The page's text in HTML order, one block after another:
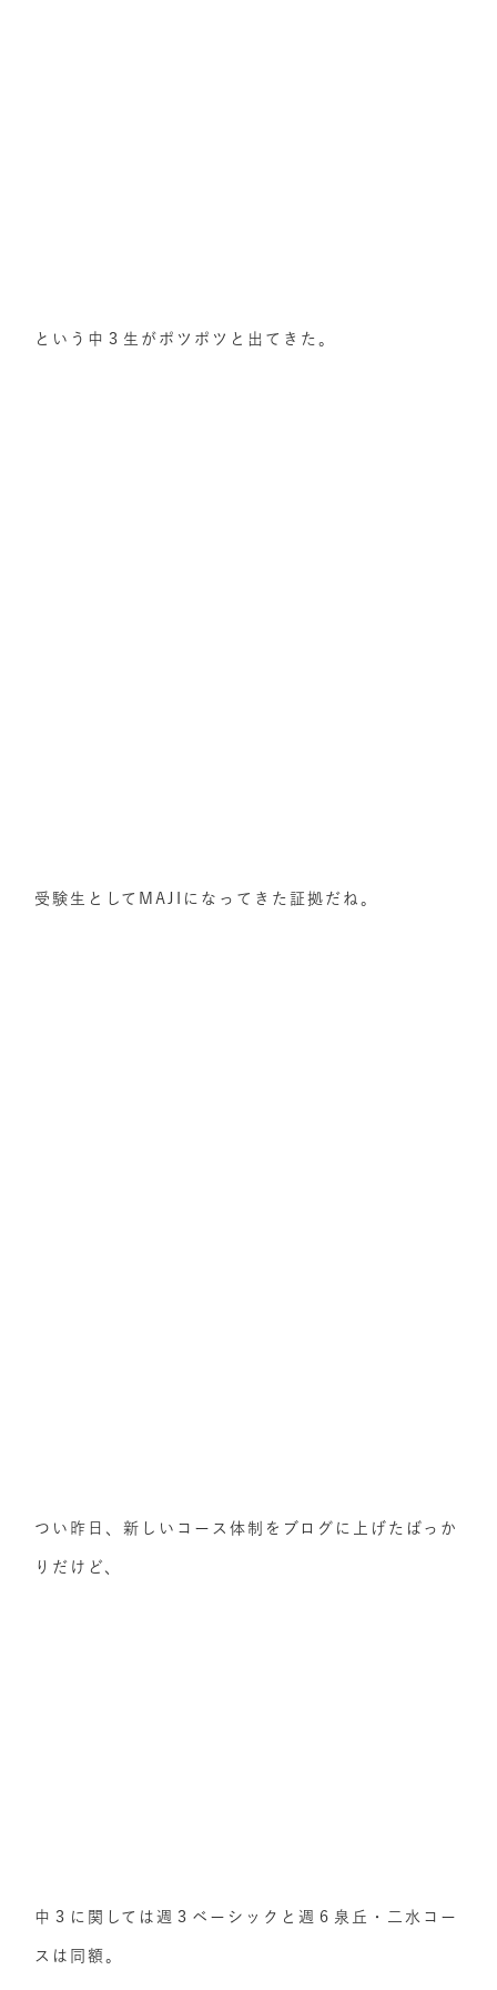
という中３生がポツポツと出てきた。
受験生としてMAJIになってきた証拠だね。
つい昨日、新しいコース体制をブログに上げたばっか
りだけど、
中３に関しては週３ベーシックと週６泉丘・二水コー
スは同額。